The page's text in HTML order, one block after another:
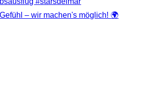
– wir machen's möglich! 🌍